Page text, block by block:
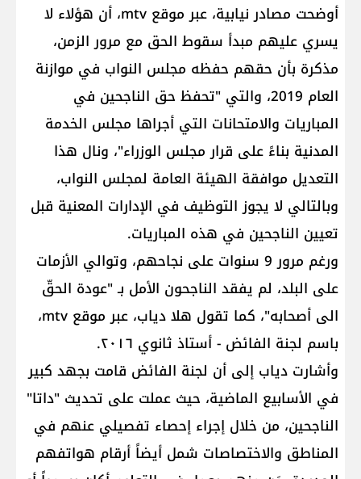
أوضحت مصادر نيابية، عبر موقع mtv، أن هؤلاء لا
يسري عليهم مبدأ سقوط الحق مع مرور الزمن،
مذكرة بأن حقهم حفظه مجلس النواب في موازنة
العام 2019، والتي "تحفظ حق الناجحين في
المباريات والامتحانات التي أجراها مجلس الخدمة
المدنية بناءً على قرار مجلس الوزراء"، ونال هذا
التعديل موافقة الهيئة العامة لمجلس النواب،
وبالتالي لا يجوز التوظيف في الإدارات المعنية قبل
تعيين الناجحين في هذه المباريات.
ورغم مرور 9 سنوات على نجاحهم، وتوالي الأزمات
على البلد، لم يفقد الناجحون الأمل بـ "عودة الحقّ
الى أصحابه"، كما تقول هلا دياب، عبر موقع mtv،
باسم لجنة الفائض - أستاذ ثانوي ٢٠١٦.
وأشارت دياب إلى أن لجنة الفائض قامت بجهد كبير
في الأسابيع الماضية، حيث عملت على تحديث "داتا"
الناجحين، من خلال إجراء إحصاء تفصيلي عنهم في
المناطق والاختصاصات شمل أيضاً أرقام هواتفهم